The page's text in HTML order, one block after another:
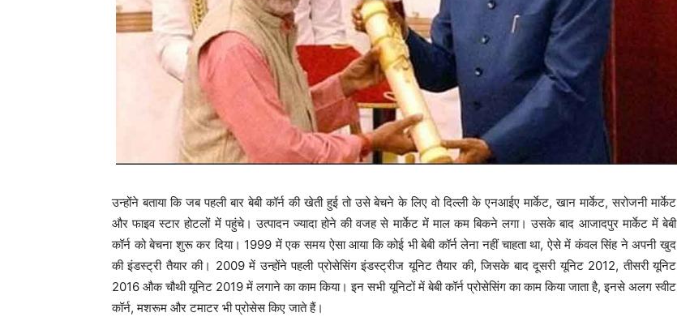
उन्होंने बताया कि जब पहली बार बेबी कॉर्न की खेती हुई तो उसे बेचने के लिए वो दिल्ली के एनआईए मार्केट, खान मार्केट, सरोजनी मार्केट
और फाइव स्टार होटलों में पहुंचे। उत्पादन ज्यादा होने की वजह से मार्केट में माल कम बिकने लगा। उसके बाद आजादपुर मार्केट में बेबी
कॉर्न को बेचना शुरू कर दिया। 1999 में एक समय ऐसा आया कि कोई भी बेबी कॉर्न लेना नहीं चाहता था, ऐसे में कंवल सिंह ने अपनी खुद
की इंडस्ट्री तैयार की। 2009 में उन्होंने पहली प्रोसेसिंग इंडस्ट्रीज यूनिट तैयार की, जिसके बाद दूसरी यूनिट 2012, तीसरी यूनिट
2016 औक चौथी यूनिट 2019 में लगाने का काम किया। इन सभी यूनिटों में बेबी कॉर्न प्रोसेसिंग का काम किया जाता है, इनसे अलग स्वीट
कॉर्न, मशरूम और टमाटर भी प्रोसेस किए जाते हैं।